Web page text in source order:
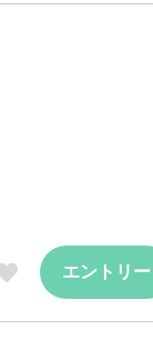
エントリー